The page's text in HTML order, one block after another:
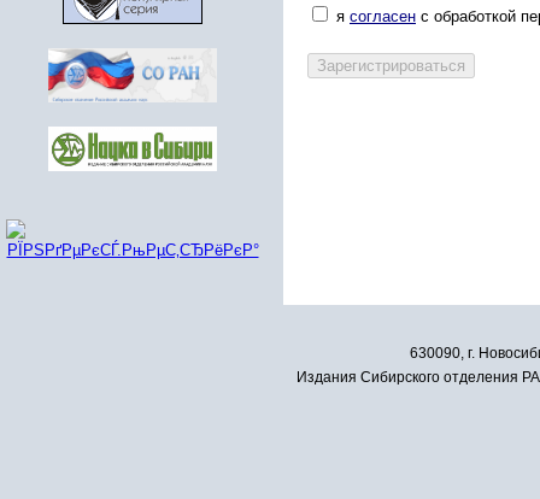
я согласен с обработкой
630090, г.
Издания Сибирского отделения